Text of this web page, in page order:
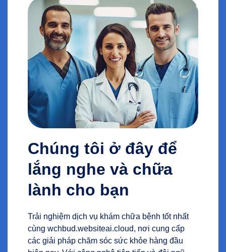
Chúng tôi ở đây để
lắng nghe và chữa
lành cho bạn
Trải nghiệm dịch vụ khám chữa bệnh tốt nhất
cùng wchbud.websiteai.cloud, nơi cung cấp
các giải pháp chăm sóc sức khỏe hàng đầu